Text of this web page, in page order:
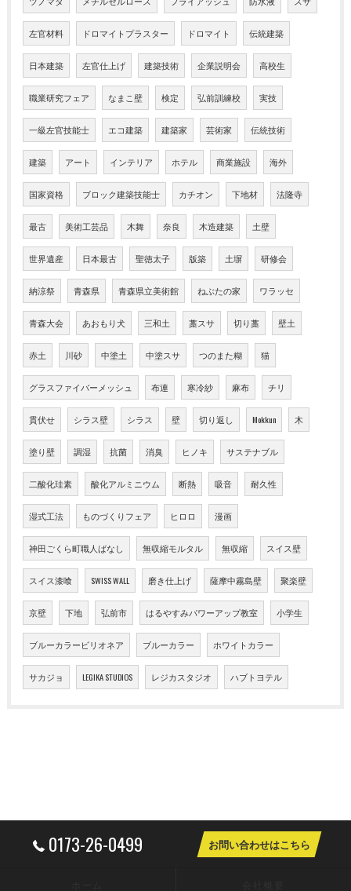
左官材料 ドロマイトプラスター ドロマイト 伝統建築
日本建築 左官仕上げ 建築技術 企業説明会 高校生
職業研究フェア なまこ壁 検定 弘前訓練校 実技
一級左官技能士 エコ建築 建築家 芸術家 伝統技術
建築 アート インテリア ホテル 商業施設 海外
国家資格 ブロック建築技能士 カチオン 下地材 法隆寺
最古 美術工芸品 木舞 奈良 木造建築 土壁
世界遺産 日本最古 聖徳太子 版築 土塀 研修会
納涼祭 青森県 青森県立美術館 ねぶたの家 ワラッセ
青森大会 あおもり犬 三和土 藁スサ 切り藁 壁土
赤土 川砂 中塗土 中塗スサ つのまた糊 猫
グラスファイバーメッシュ 布連 寒冷紗 麻布 チリ
貫伏せ シラス壁 シラス 壁 切り返し Mokkun 木
塗り壁 調湿 抗菌 消臭 ヒノキ サステナブル
二酸化珪素 酸化アルミニウム 断熱 吸音 耐久性
湿式工法 ものづくりフェア ヒロロ 漫画
神田ごくら町職人ばなし 無収縮モルタル 無収縮 スイス壁
スイス漆喰 SWISS WALL 磨き仕上げ 薩摩中霧島壁 聚楽壁
京壁 下地 弘前市 はるやすみパワーアップ教室 小学生
ブルーカラービリオネア ブルーカラー ホワイトカラー
サカジョ LEGIKA STUDIOS レジカスタジオ ハブトヨテル
0173-26-0499 お問い合わせはこちら